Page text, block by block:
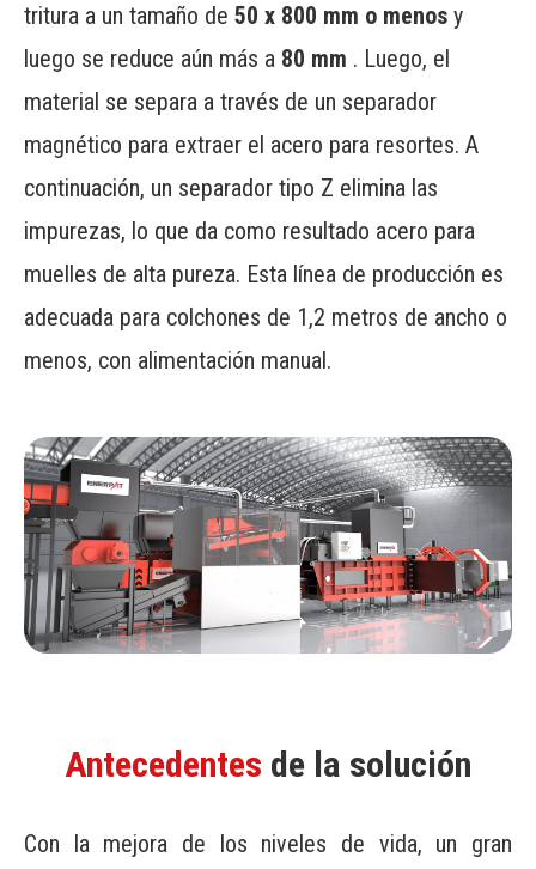
tritura a un tamaño de 50 x 800 mm o menos y
luego se reduce aún más a 80 mm . Luego, el
material se separa a través de un separador
magnético para extraer el acero para resortes. ​A
continuación, un separador tipo Z elimina las
impurezas, lo que da como resultado acero para
muelles de alta pureza.​ Esta línea de producción es
adecuada para colchones de 1,2 metros de ancho o
menos, con alimentación manual.
Antecedentes de la solución
Con la mejora de los niveles de vida, un gran